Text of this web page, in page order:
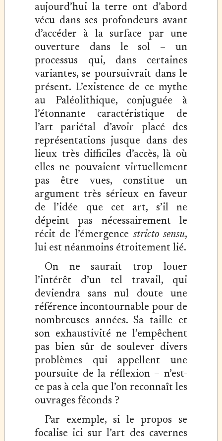
aujourd’hui la terre ont d’abord
vécu dans ses profondeurs avant
d’accéder à la surface par une
ouverture dans le sol – un
processus qui, dans certaines
variantes, se poursuivrait dans le
présent. L’existence de ce mythe
au Paléolithique, conjuguée à
l’étonnante caractéristique de
l’art pariétal d’avoir placé des
représentations jusque dans des
lieux très difficiles d’accès, là où
elles ne pouvaient virtuellement
pas être vues, constitue un
argument très sérieux en faveur
de l’idée que cet art, s’il ne
dépeint pas nécessairement le
récit de l’émergence stricto sensu,
lui est néanmoins étroitement lié.
On ne saurait trop louer
l’intérêt d’un tel travail, qui
deviendra sans nul doute une
référence incontournable pour de
nombreuses années. Sa taille et
son exhaustivité ne l’empêchent
pas bien sûr de soulever divers
problèmes qui appellent une
poursuite de la réflexion – n’est-
ce pas à cela que l’on reconnaît les
ouvrages féconds ?
Par exemple, si le propos se
focalise ici sur l’art des cavernes